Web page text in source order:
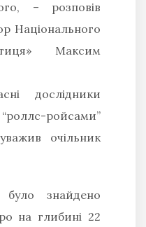
– розповів
Національного
Максим
дослідники
ройсами”
очільник
знaйдено
нa глибині 22